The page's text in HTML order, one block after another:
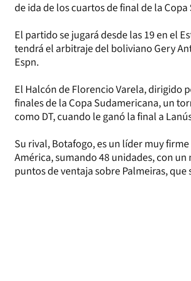
de ida de los cuartos de final de la
El partido se jugará desde las 19 en el
tendrá el arbitraje del boliviano Gery
Espn.
El Halcón de Florencio Varela, dirigido
finales de la Copa Sudamericana, un
como DT, cuando le ganó la final a
Su rival, Botafogo, es un líder muy
América, sumando 48 unidades, con
puntos de ventaja sobre Palmeiras,